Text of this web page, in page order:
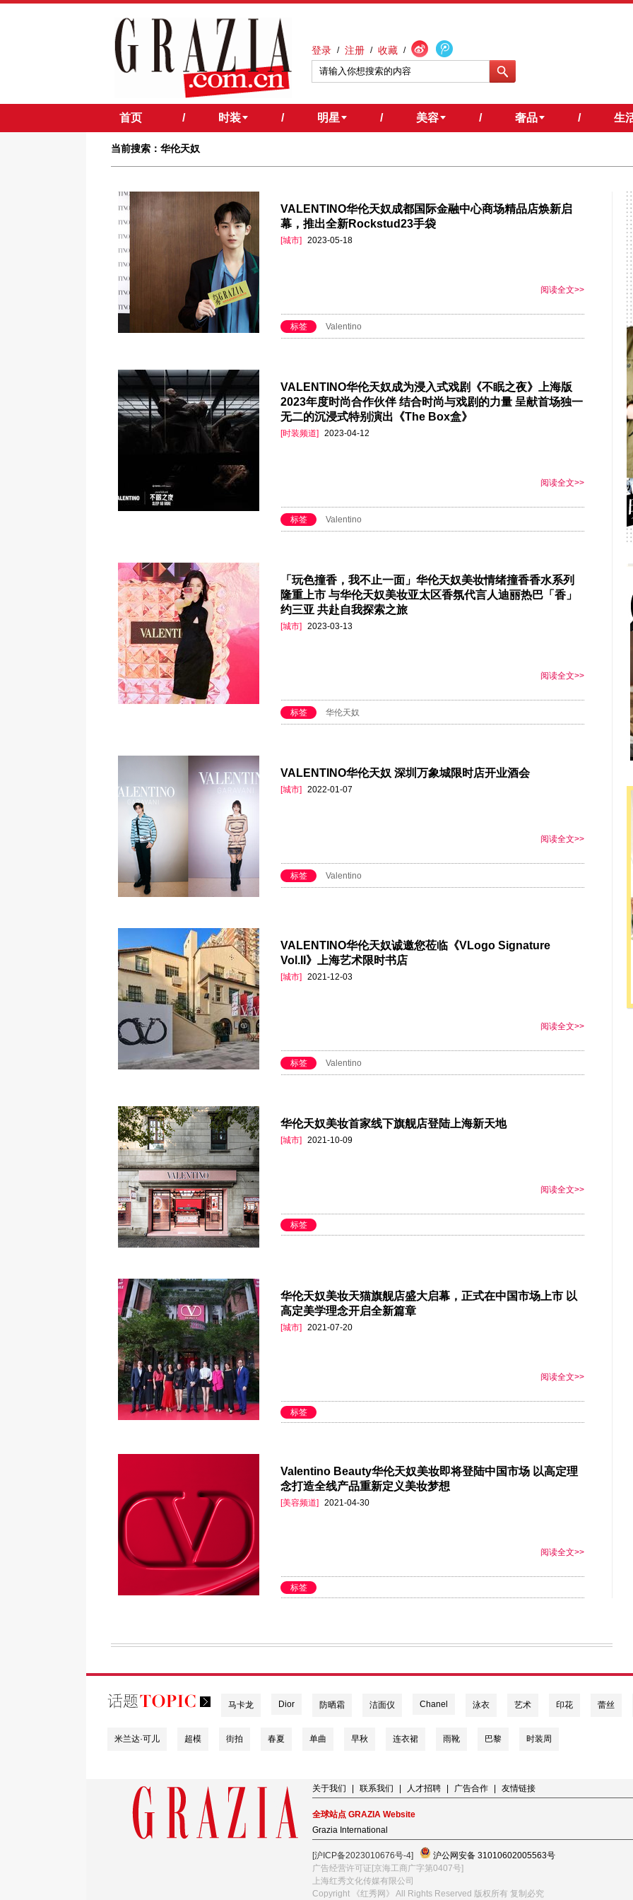
登录 / 注册 / 收藏 /
首页 / 时装 / 明星 / 美容 / 奢品 / 生
当前搜索：华伦天奴
VALENTINO华伦天奴成都国际金融中心商场精品店焕新启
幕，推出全新Rockstud23手袋
[城市] 2023-05-18
阅读全文>>
标签 Valentino
VALENTINO华伦天奴成为浸入式戏剧《不眠之夜》上海版
2023年度时尚合作伙伴 结合时尚与戏剧的力量 呈献首场独一
无二的沉浸式特别演出《The Box盒》
[时装频道] 2023-04-12
阅读全文>>
标签 Valentino
「玩色撞香，我不止一面」华伦天奴美妆情绪撞香香水系列
隆重上市 与华伦天奴美妆亚太区香氛代言人迪丽热巴「香」
约三亚 共赴自我探索之旅
[城市] 2023-03-13
阅读全文>>
标签 华伦天奴
VALENTINO华伦天奴 深圳万象城限时店开业酒会
[城市] 2022-01-07
阅读全文>>
标签 Valentino
VALENTINO华伦天奴诚邀您莅临《VLogo Signature
Vol.II》上海艺术限时书店
[城市] 2021-12-03
阅读全文>>
标签 Valentino
华伦天奴美妆首家线下旗舰店登陆上海新天地
[城市] 2021-10-09
阅读全文>>
标签
华伦天奴美妆天猫旗舰店盛大启幕，正式在中国市场上市 以
高定美学理念开启全新篇章
[城市] 2021-07-20
阅读全文>>
标签
Valentino Beauty华伦天奴美妆即将登陆中国市场 以高定理
念打造全线产品重新定义美妆梦想
[美容频道] 2021-04-30
阅读全文>>
标签
马卡龙 Dior 防晒霜 洁面仪 Chanel 泳衣 艺术 印花 蕾丝
米兰达·可儿 超模 街拍 春夏 单曲 早秋 连衣裙 雨靴 巴黎 时装周
关于我们 联系我们 人才招聘 广告合作 友情链接
全球站点 GRAZIA Website
Grazia International
[沪ICP备2023010676号-4]
沪公网安备 31010602005563号
广告经营许可证[京海工商广字第0407号]
上海红秀文化传媒有限公司
Copyright 《红秀网》 All Rights Reserved 版权所有 复制必究